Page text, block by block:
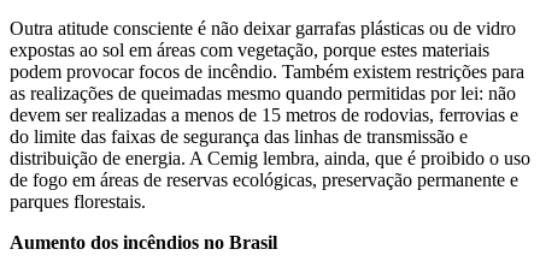
Outra atitude consciente é não deixar garrafas plásticas ou de vidro
expostas ao sol em áreas com vegetação, porque estes materiais
podem provocar focos de incêndio. Também existem restrições para
as realizações de queimadas mesmo quando permitidas por lei: não
devem ser realizadas a menos de 15 metros de rodovias, ferrovias e
do limite das faixas de segurança das linhas de transmissão e
distribuição de energia. A Cemig lembra, ainda, que é proibido o uso
de fogo em áreas de reservas ecológicas, preservação permanente e
parques florestais.
Aumento dos incêndios no Brasil